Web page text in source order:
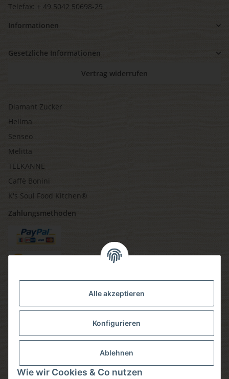
Alle akzeptieren
Konfigurieren
Ablehnen
Wie wir Cookies & Co nutzen
Telefax: + 49 5042 50698-29
Informationen
Gesetzliche Informationen
Vertrag widerrufen
Diamant Zucker
Hellma
Senseo
Melitta
TEEKANNE
Caffè Bonini
K's Soul Food Kitchen®
Zahlungsmethoden
Versandmethoden